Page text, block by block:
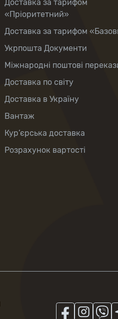
Доставка за тарифом
«Пріоритетний»
Доставка за тарифом
Укрпошта Документи
Міжнародні поштові
Доставка по світу
Доставка в Україну
Вантаж
Кур’єрська доставка
Розрахунок вартості